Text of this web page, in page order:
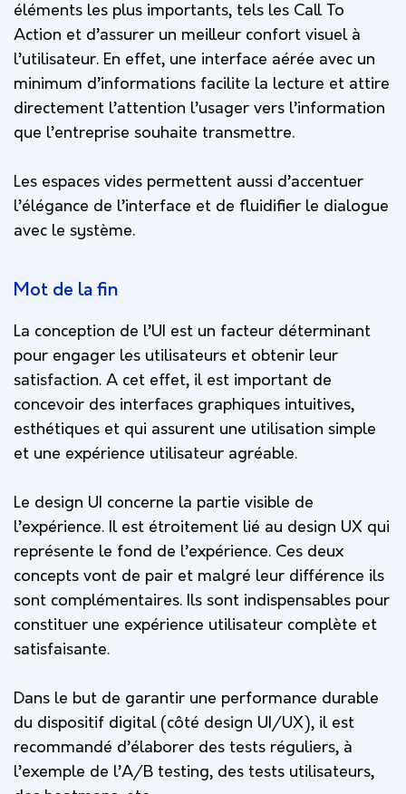
éléments les plus importants, tels les Call To
Action et d’assurer un meilleur confort visuel à
l’utilisateur. En effet, une interface aérée avec un
minimum d’informations facilite la lecture et attire
directement l’attention l’usager vers l’information
que l’entreprise souhaite transmettre.
Les espaces vides permettent aussi d’accentuer
l’élégance de l’interface et de fluidifier le dialogue
avec le système.
Mot de la fin
La conception de l’UI est un facteur déterminant
pour engager les utilisateurs et obtenir leur
satisfaction. A cet effet, il est important de
concevoir des interfaces graphiques intuitives,
esthétiques et qui assurent une utilisation simple
et une expérience utilisateur agréable.
Le design UI concerne la partie visible de
l’expérience. Il est étroitement lié au design UX qui
représente le fond de l’expérience. Ces deux
concepts vont de pair et malgré leur différence ils
sont complémentaires. Ils sont indispensables pour
constituer une expérience utilisateur complète et
satisfaisante.
Dans le but de garantir une performance durable
du dispositif digital (côté design UI/UX), il est
recommandé d’élaborer des tests réguliers, à
l’exemple de l’A/B testing, des tests utilisateurs,